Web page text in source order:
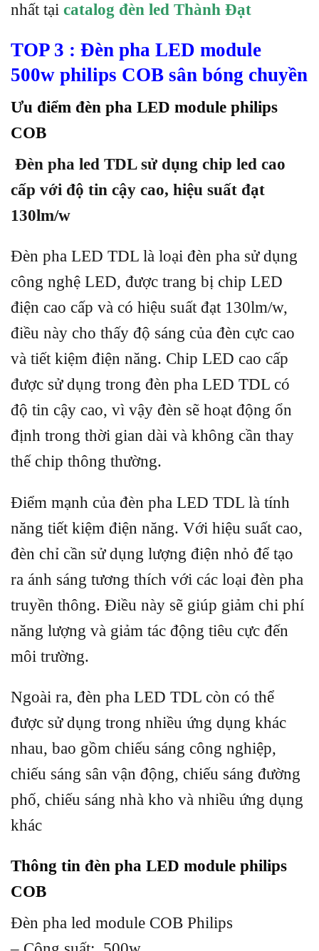
nhất tại catalog đèn led Thành Đạt
TOP 3 : Đèn pha LED module
500w philips COB sân bóng chuyền
Ưu điểm đèn pha LED module philips
COB
Đèn pha led TDL sử dụng chip led cao
cấp với độ tin cậy cao, hiệu suất đạt
130lm/w
Đèn pha LED TDL là loại đèn pha sử dụng
công nghệ LED, được trang bị chip LED
điện cao cấp và có hiệu suất đạt 130lm/w,
điều này cho thấy độ sáng của đèn cực cao
và tiết kiệm điện năng. Chip LED cao cấp
được sử dụng trong đèn pha LED TDL có
độ tin cậy cao, vì vậy đèn sẽ hoạt động ổn
định trong thời gian dài và không cần thay
thế chip thông thường.
Điểm mạnh của đèn pha LED TDL là tính
năng tiết kiệm điện năng. Với hiệu suất cao,
đèn chỉ cần sử dụng lượng điện nhỏ để tạo
ra ánh sáng tương thích với các loại đèn pha
truyền thông. Điều này sẽ giúp giảm chi phí
năng lượng và giảm tác động tiêu cực đến
môi trường.
Ngoài ra, đèn pha LED TDL còn có thể
được sử dụng trong nhiều ứng dụng khác
nhau, bao gồm chiếu sáng công nghiệp,
chiếu sáng sân vận động, chiếu sáng đường
phố, chiếu sáng nhà kho và nhiều ứng dụng
khác
Thông tin đèn pha LED module philips
COB
Đèn pha led module COB Philips